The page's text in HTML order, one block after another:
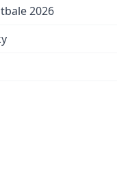
2026
Salah
s
Miami, pri